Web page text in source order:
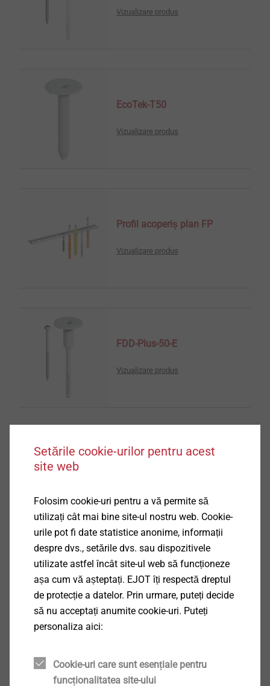
Vizualizare produs
EcoTek-T50
Vizualizare produs
Profil acoperiș plan FP
Vizualizare produs
FDD-Plus-50-E
Vizualizare produs
HTV 70 RU
Vizualizare produs
Setările cookie-urilor pentru acest
site web
Folosim cookie-uri pentru a vă permite să
utilizați cât mai bine site-ul nostru web. Cookie-
urile pot fi date statistice anonime, informații
despre dvs., setările dvs. sau dispozitivele
utilizate astfel încât site-ul web să funcționeze
așa cum vă așteptați. EJOT îți respectă dreptul
de protecție a datelor. Prin urmare, puteți decide
să nu acceptați anumite cookie-uri. Puteți
personaliza aici:
Cookie-uri care sunt esențiale pentru
funcționalitatea site-ului